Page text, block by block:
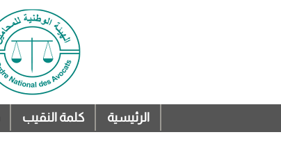
القائمة الرئيسية
الرئيسية كلمة النقيب